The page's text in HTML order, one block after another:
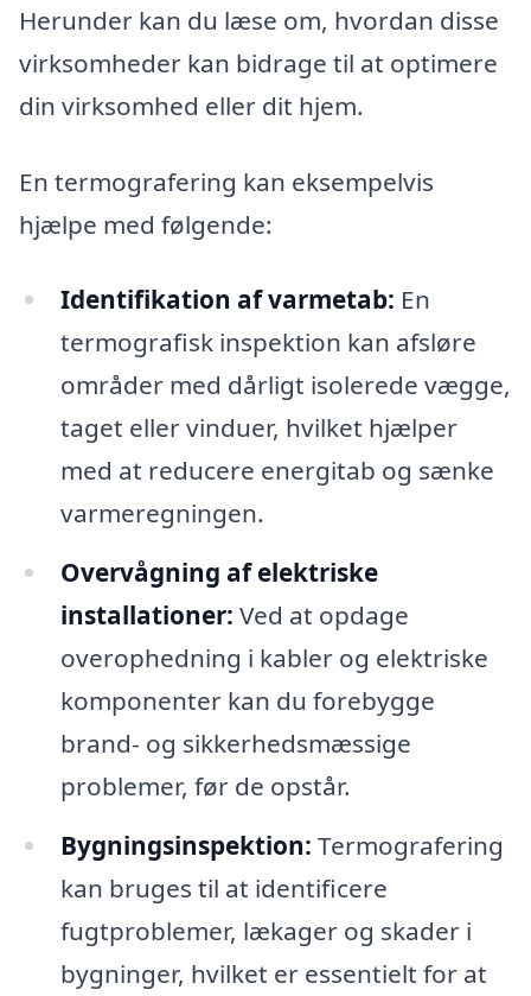
Herunder kan du læse om, hvordan disse
virksomheder kan bidrage til at optimere
din virksomhed eller dit hjem.
En termografering kan eksempelvis
hjælpe med følgende:
Identifikation af varmetab: En
termografisk inspektion kan afsløre
områder med dårligt isolerede vægge,
taget eller vinduer, hvilket hjælper
med at reducere energitab og sænke
varmeregningen.
Overvågning af elektriske
installationer: Ved at opdage
overophedning i kabler og elektriske
komponenter kan du forebygge
brand- og sikkerhedsmæssige
problemer, før de opstår.
Bygningsinspektion: Termografering
kan bruges til at identificere
fugtproblemer, lækager og skader i
bygninger, hvilket er essentielt for at